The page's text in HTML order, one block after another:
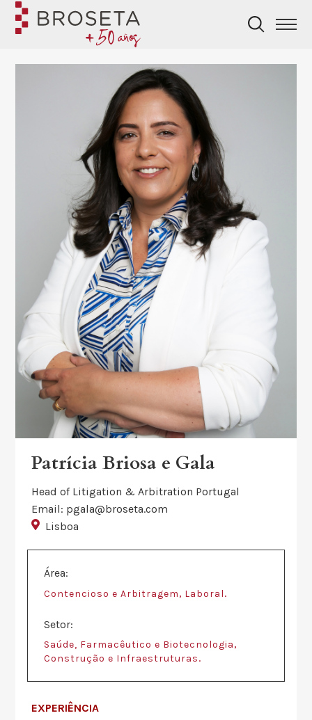
Patrícia Briosa e Gala
Head of Litigation & Arbitration Portugal
Email: pgala@broseta.com
Lisboa
Área:
Contencioso e Arbitragem, Laboral.
Setor:
Saúde, Farmacêutico e Biotecnologia,
Construção e Infraestruturas.
EXPERIÊNCIA